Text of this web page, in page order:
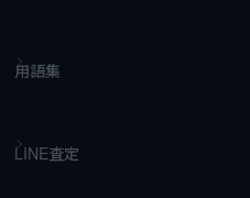
用語集
LINE査定